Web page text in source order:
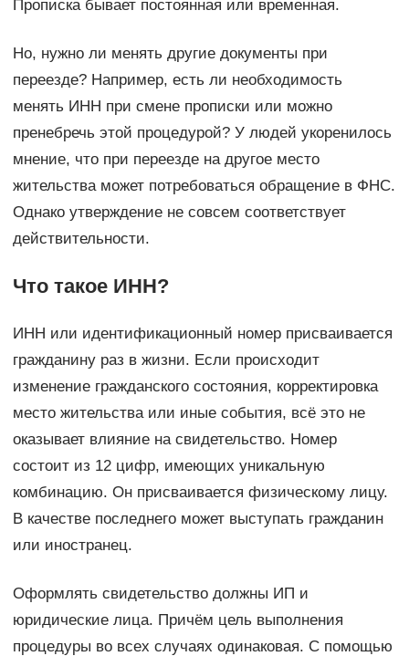
Прописка бывает постоянная или временная.
Но, нужно ли менять другие документы при
переезде? Например, есть ли необходимость
менять ИНН при смене прописки или можно
пренебречь этой процедурой? У людей укоренилось
мнение, что при переезде на другое место
жительства может потребоваться обращение в ФНС.
Однако утверждение не совсем соответствует
действительности.
Что такое ИНН?
ИНН или идентификационный номер присваивается
гражданину раз в жизни. Если происходит
изменение гражданского состояния, корректировка
место жительства или иные события, всё это не
оказывает влияние на свидетельство. Номер
состоит из 12 цифр, имеющих уникальную
комбинацию. Он присваивается физическому лицу.
В качестве последнего может выступать гражданин
или иностранец.
Оформлять свидетельство должны ИП и
юридические лица. Причём цель выполнения
процедуры во всех случаях одинаковая. С помощью